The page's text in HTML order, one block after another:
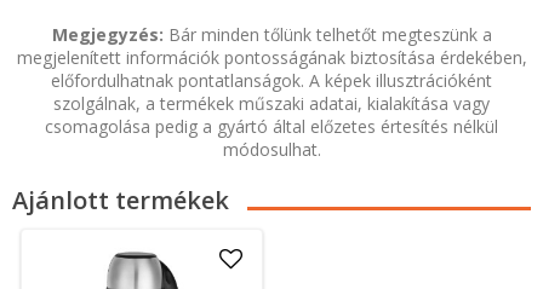
Megjegyzés: Bár minden tőlünk telhetőt megteszünk a
megjelenített információk pontosságának biztosítása érdekében,
előfordulhatnak pontatlanságok. A képek illusztrációként
szolgálnak, a termékek műszaki adatai, kialakítása vagy
csomagolása pedig a gyártó által előzetes értesítés nélkül
módosulhat.
Ajánlott termékek